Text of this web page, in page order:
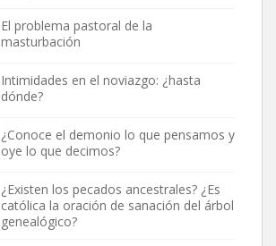
El problema pastoral de la
masturbación
Intimidades en el noviazgo: ¿hasta
dónde?
¿Conoce el demonio lo que pensamos y
oye lo que decimos?
¿Existen los pecados ancestrales? ¿Es
católica la oración de sanación del árbol
genealógico?